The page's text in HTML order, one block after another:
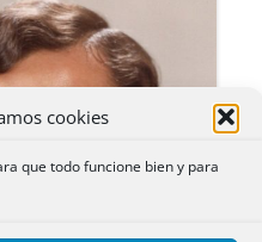
cookies
que todo funcione bien y para